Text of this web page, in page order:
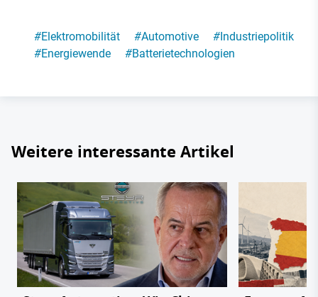
#Elektromobilität #Automotive #Industriepolitik
#Energiewende #Batterietechnologien
Weitere interessante Artikel